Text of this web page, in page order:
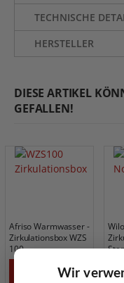
Wir
TECHNISCHE
HERSTELLER
DIESE ARTIKEL
GEFALLEN!
Afriso Warmwasser -
Zirkulationsbox WZS
100
ANGEBOT ANFORDERN
Wilo